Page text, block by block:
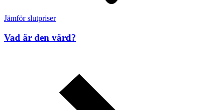
Jämför slutpriser
Vad är den värd?